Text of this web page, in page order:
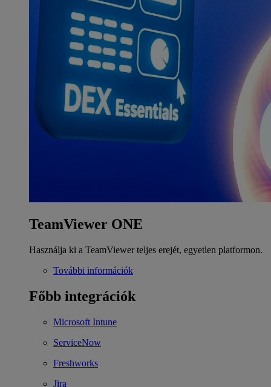
TeamViewer ONE
Használja ki a TeamViewer teljes erejét, egyetlen platformon.
További információk
Főbb integrációk
Microsoft Intune
ServiceNow
Freshworks
Jira